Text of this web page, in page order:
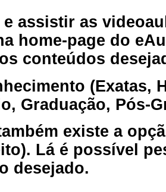
e assistir as
home-page do
conteúdos
(Exatas,
Graduação, Pós-
existe a
Lá é possível
desejado.